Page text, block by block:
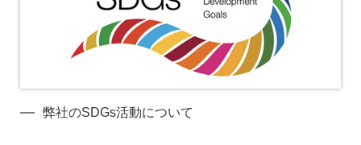
弊社のSDGs活動について